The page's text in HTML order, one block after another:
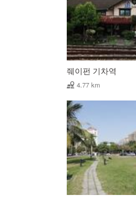
줴이펀 기차역
4.77 km